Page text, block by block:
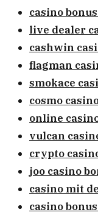
casino
live dealer
cashwin
flagman
smokace
cosmo
online
vulcan
crypto
joo casino
casino mit
casino